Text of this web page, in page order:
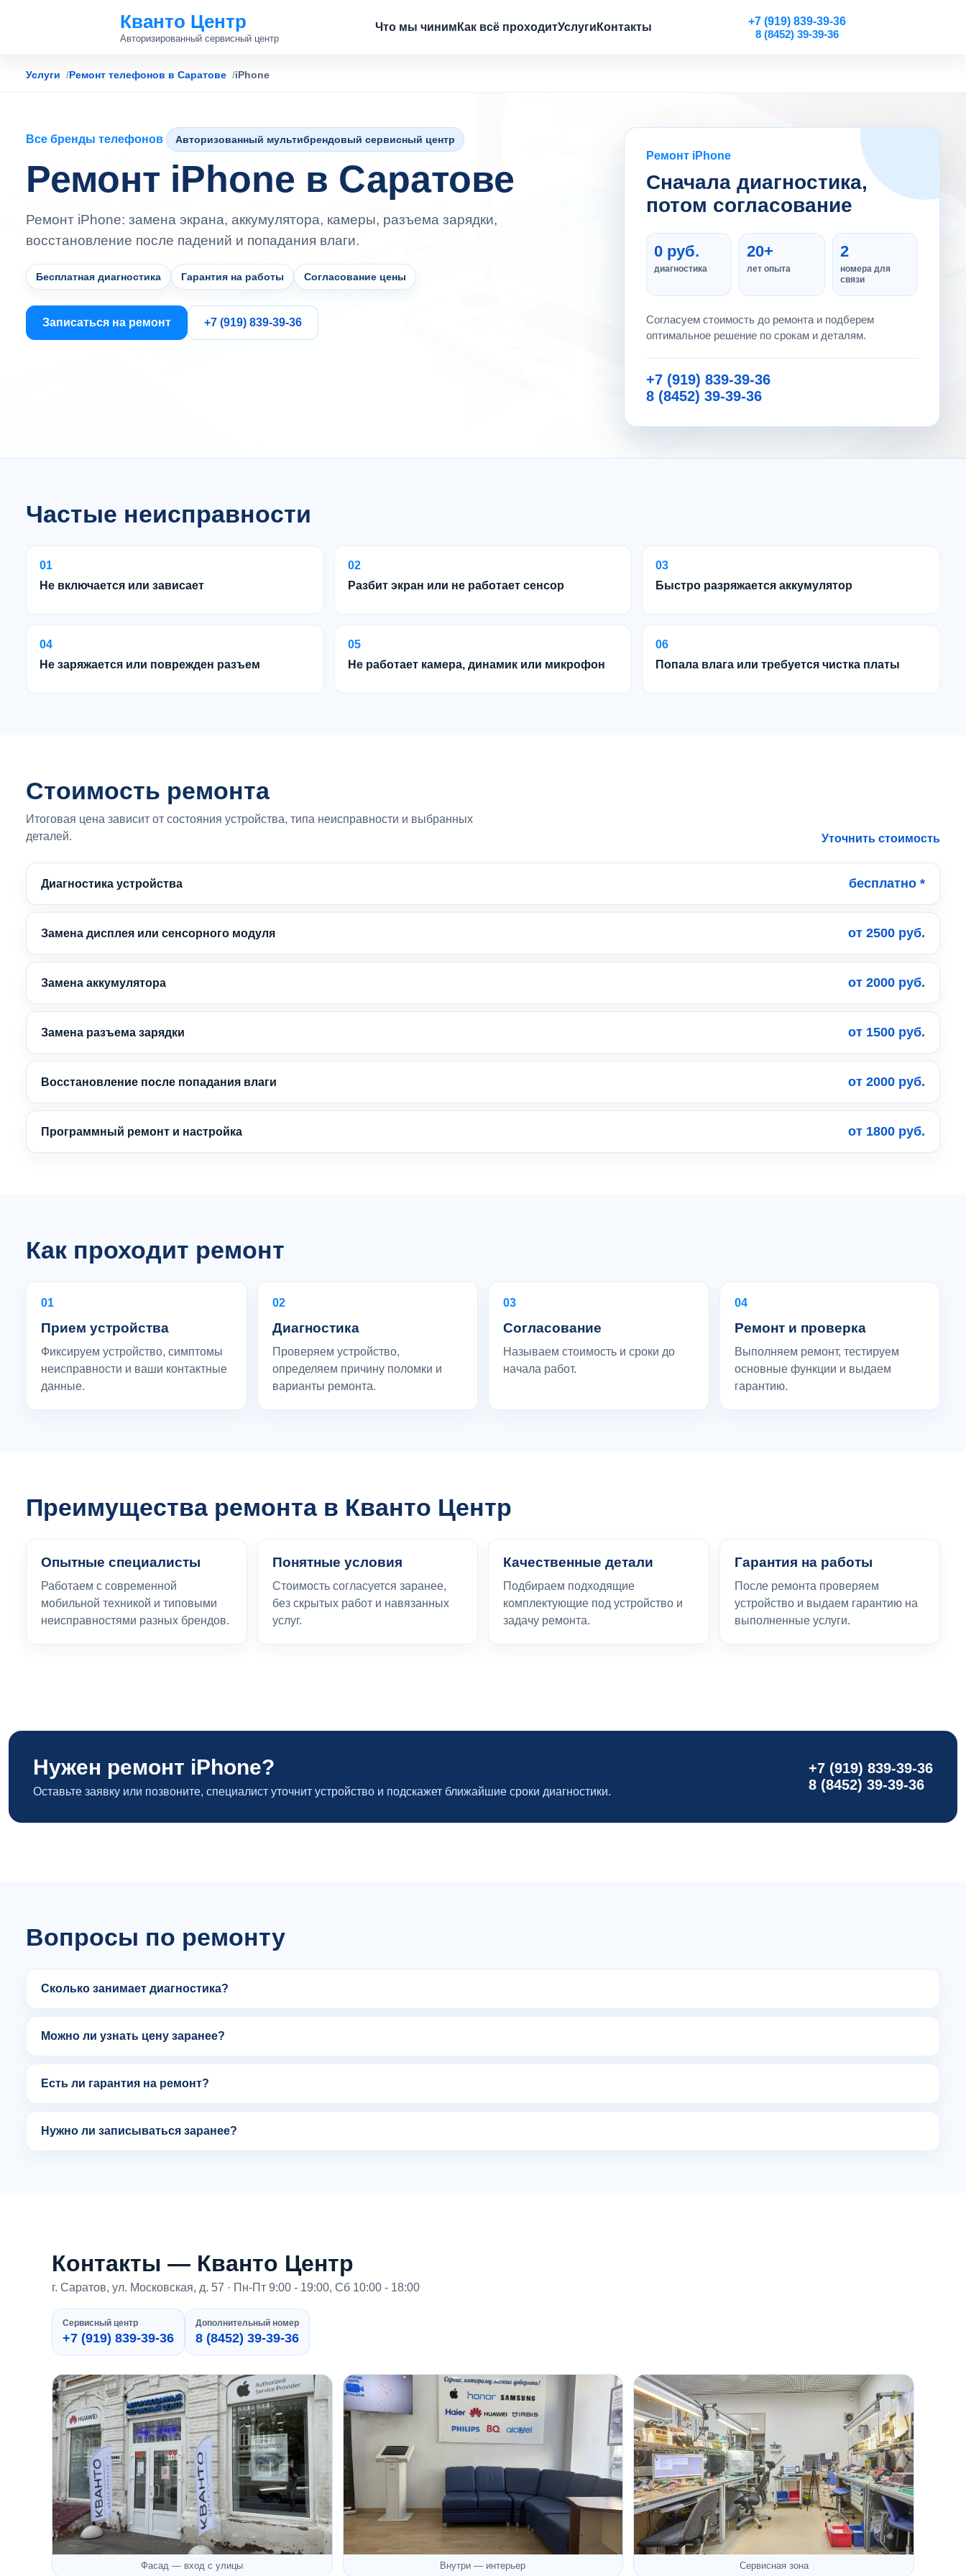
Кванто Центр
Авторизированный сервисный центр
Что мы чиним Как всё проходитУслуги Контакты
+7 (919) 839-39-36
8 (8452) 39-39-36
Услуги Ремонт телефонов в Саратове iPhone
Все бренды телефонов Авторизованный мультибрендовый сервисный центр
Ремонт iPhone в Саратове
Ремонт iPhone: замена экрана, аккумулятора, камеры, разъема зарядки,
восстановление после падений и попадания влаги.
Бесплатная диагностика Гарантия на работы Согласование цены
Записаться на ремонт +7 (919) 839-39-36
Ремонт iPhone
Сначала диагностика,
потом согласование
0 руб.
диагностика
20+
лет опыта
2
номера для
связи
Согласуем стоимость до ремонта и подберем
оптимальное решение по срокам и деталям.
+7 (919) 839-39-36
8 (8452) 39-39-36
Частые неисправности
01
Не включается или зависает
02
Разбит экран или не работает сенсор
03
Быстро разряжается аккумулятор
04
Не заряжается или поврежден разъем
05
Не работает камера, динамик или микрофон
06
Попала влага или требуется чистка платы
Стоимость ремонта
Итоговая цена зависит от состояния устройства, типа неисправности и выбранных
деталей.
Уточнить стоимость
Диагностика устройства бесплатно *
Замена дисплея или сенсорного модуля от 2500 руб.
Замена аккумулятора от 2000 руб.
Замена разъема зарядки от 1500 руб.
Восстановление после попадания влаги от 2000 руб.
Программный ремонт и настройка от 1800 руб.
Как проходит ремонт
01
Прием устройства
Фиксируем устройство, симптомы
неисправности и ваши контактные
данные.
02
Диагностика
Проверяем устройство,
определяем причину поломки и
варианты ремонта.
03
Согласование
Называем стоимость и сроки до
начала работ.
04
Ремонт и проверка
Выполняем ремонт, тестируем
основные функции и выдаем
гарантию.
Преимущества ремонта в Кванто Центр
Опытные специалисты
Работаем с современной
мобильной техникой и типовыми
неисправностями разных брендов.
Понятные условия
Стоимость согласуется заранее,
без скрытых работ и навязанных
услуг.
Качественные детали
Подбираем подходящие
комплектующие под устройство и
задачу ремонта.
Гарантия на работы
После ремонта проверяем
устройство и выдаем гарантию на
выполненные услуги.
Нужен ремонт iPhone?
Оставьте заявку или позвоните, специалист уточнит устройство и подскажет ближайшие сроки диагностики.
+7 (919) 839-39-36
8 (8452) 39-39-36
Вопросы по ремонту
Сколько занимает диагностика?
Можно ли узнать цену заранее?
Есть ли гарантия на ремонт?
Нужно ли записываться заранее?
Контакты — Кванто Центр
г. Саратов, ул. Московская, д. 57 · Пн-Пт 9:00 - 19:00, Сб 10:00 - 18:00
Сервисный центр
+7 (919) 839-39-36
Дополнительный номер
8 (8452) 39-39-36
Фасад — вход с улицы Внутри — интерьер Сервисная зона